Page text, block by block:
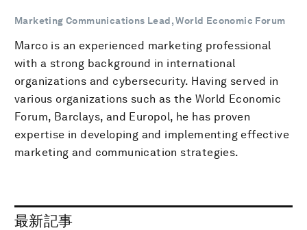
Marketing Communications Lead, World Economic Forum
Marco is an experienced marketing professional
with a strong background in international
organizations and cybersecurity. Having served in
various organizations such as the World Economic
Forum, Barclays, and Europol, he has proven
expertise in developing and implementing effective
marketing and communication strategies.
最新記事